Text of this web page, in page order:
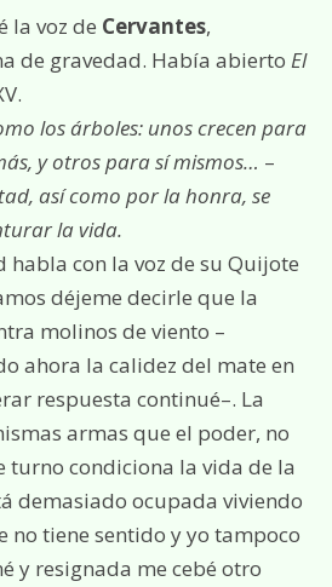
la voz de Cervantes,
de gravedad. Había abierto El
los árboles: unos crecen para
y otros para sí mismos… –
así como por la honra, se
la vida.
habla con la voz de su Quijote
déjeme decirle que la
molinos de viento –
ahora la calidez del mate en
respuesta continué–. La
armas que el poder, no
turno condiciona la vida de la
demasiado ocupada viviendo
no tiene sentido y yo tampoco
y resignada me cebé otro